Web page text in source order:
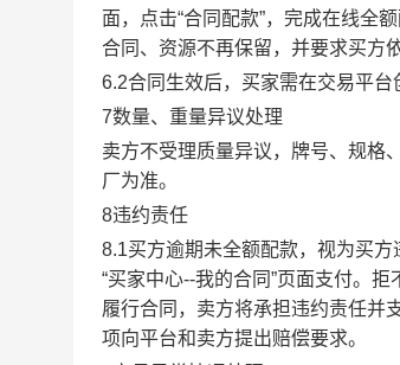
面，点击“合同配款”，完成在线全
合同、资源不再保留，并要求买方
6.2合同生效后，买家需在交易平台
7数量、重量异议处理
卖方不受理质量异议，牌号、规格
厂为准。
8违约责任
8.1买方逾期未全额配款，视为买
“买家中心--我的合同”页面支付。
履行合同，卖方将承担违约责任并
项向平台和卖方提出赔偿要求。